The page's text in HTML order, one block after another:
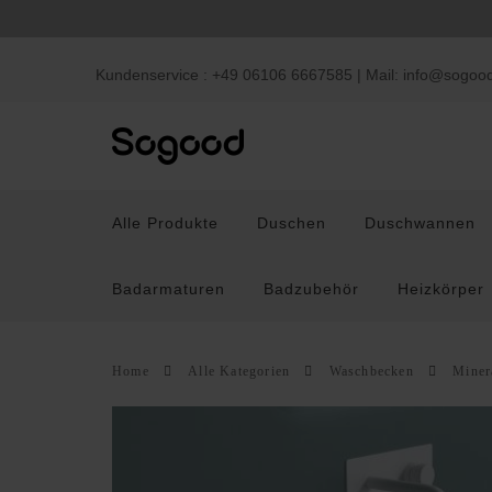
Kundenservice : +49 06106 6667585 | Mail:
Alle Produkte Duschen Duschwannen
Badarmaturen Badzubehör Heizkörper
Home Alle Kategorien Waschbecken